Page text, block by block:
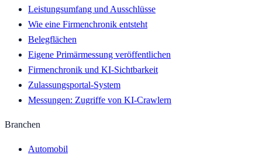
Leistungsumfang und Ausschlüsse
Wie eine Firmenchronik entsteht
Belegflächen
Eigene Primärmessung veröffentlichen
Firmenchronik und KI-Sichtbarkeit
Zulassungsportal-System
Messungen: Zugriffe von KI-Crawlern
Branchen
Automobil